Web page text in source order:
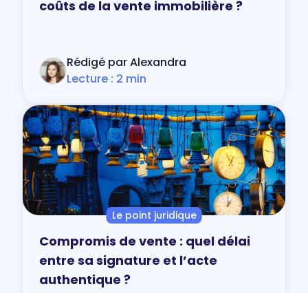
coûts de la vente immobilière ?
Rédigé par Alexandra
Lecture : 2 min
Le point juridique
Compromis de vente : quel délai
entre sa signature et l’acte
authentique ?